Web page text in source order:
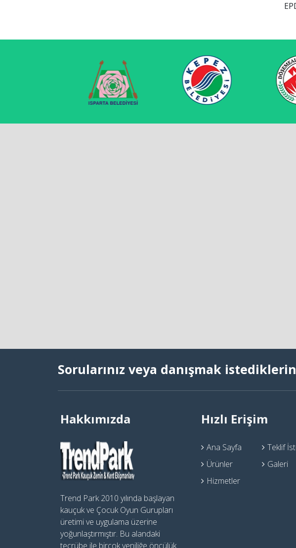
Sorularınız veya danışmak
Hakkımızda
Trend Park 2010 yılında başlayan
kauçuk ve Çocuk Oyun Gurupları
üretimi ve uygulama üzerine
yoğunlaştırmıştır. Bu alandaki
tecrübe ile birçok yeniliğe öncülük
Hızlı Erişim
Ana Sayfa
Teklif
Ürünler
Galeri
Hizmetler